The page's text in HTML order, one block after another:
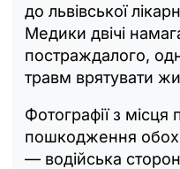
до львівської
Медики двічі
постраждалого,
травм врятувати
Фотографії з місця
пошкодження обох
— водійська